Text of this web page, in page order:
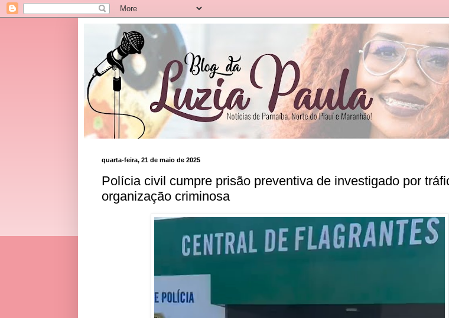
quarta-feira, 21 de maio de 2025
Polícia civil cumpre prisão preventiva de investigado por
organização criminosa